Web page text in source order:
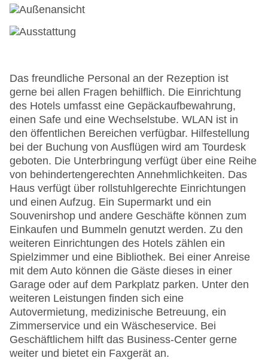
Das freundliche Personal an der Rezeption ist
gerne bei allen Fragen behilflich. Die Einrichtung
des Hotels umfasst eine Gepäckaufbewahrung,
einen Safe und eine Wechselstube. WLAN ist in
den öffentlichen Bereichen verfügbar. Hilfestellung
bei der Buchung von Ausflügen wird am Tourdesk
geboten. Die Unterbringung verfügt über eine Reihe
von behindertengerechten Annehmlichkeiten. Das
Haus verfügt über rollstuhlgerechte Einrichtungen
und einen Aufzug. Ein Supermarkt und ein
Souvenirshop und andere Geschäfte können zum
Einkaufen und Bummeln genutzt werden. Zu den
weiteren Einrichtungen des Hotels zählen ein
Spielzimmer und eine Bibliothek. Bei einer Anreise
mit dem Auto können die Gäste dieses in einer
Garage oder auf dem Parkplatz parken. Unter den
weiteren Leistungen finden sich eine
Autovermietung, medizinische Betreuung, ein
Zimmerservice und ein Wäscheservice. Bei
Geschäftlichem hilft das Business-Center gerne
weiter und bietet ein Faxgerät an.